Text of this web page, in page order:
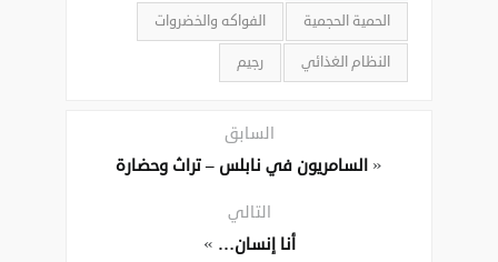
الحمية الحجمية الفواكه والخضروات
النظام الغذائي رجيم
السابق
« السامريون في نابلس – تراث وحضارة
التالي
أنا إنسان… »